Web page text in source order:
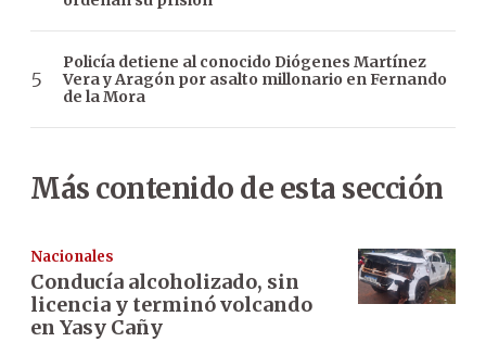
Policía detiene al conocido Diógenes Martínez
Vera y Aragón por asalto millonario en Fernando
de la Mora
Más contenido de esta sección
Nacionales
Conducía alcoholizado, sin
licencia y terminó volcando
en Yasy Cañy